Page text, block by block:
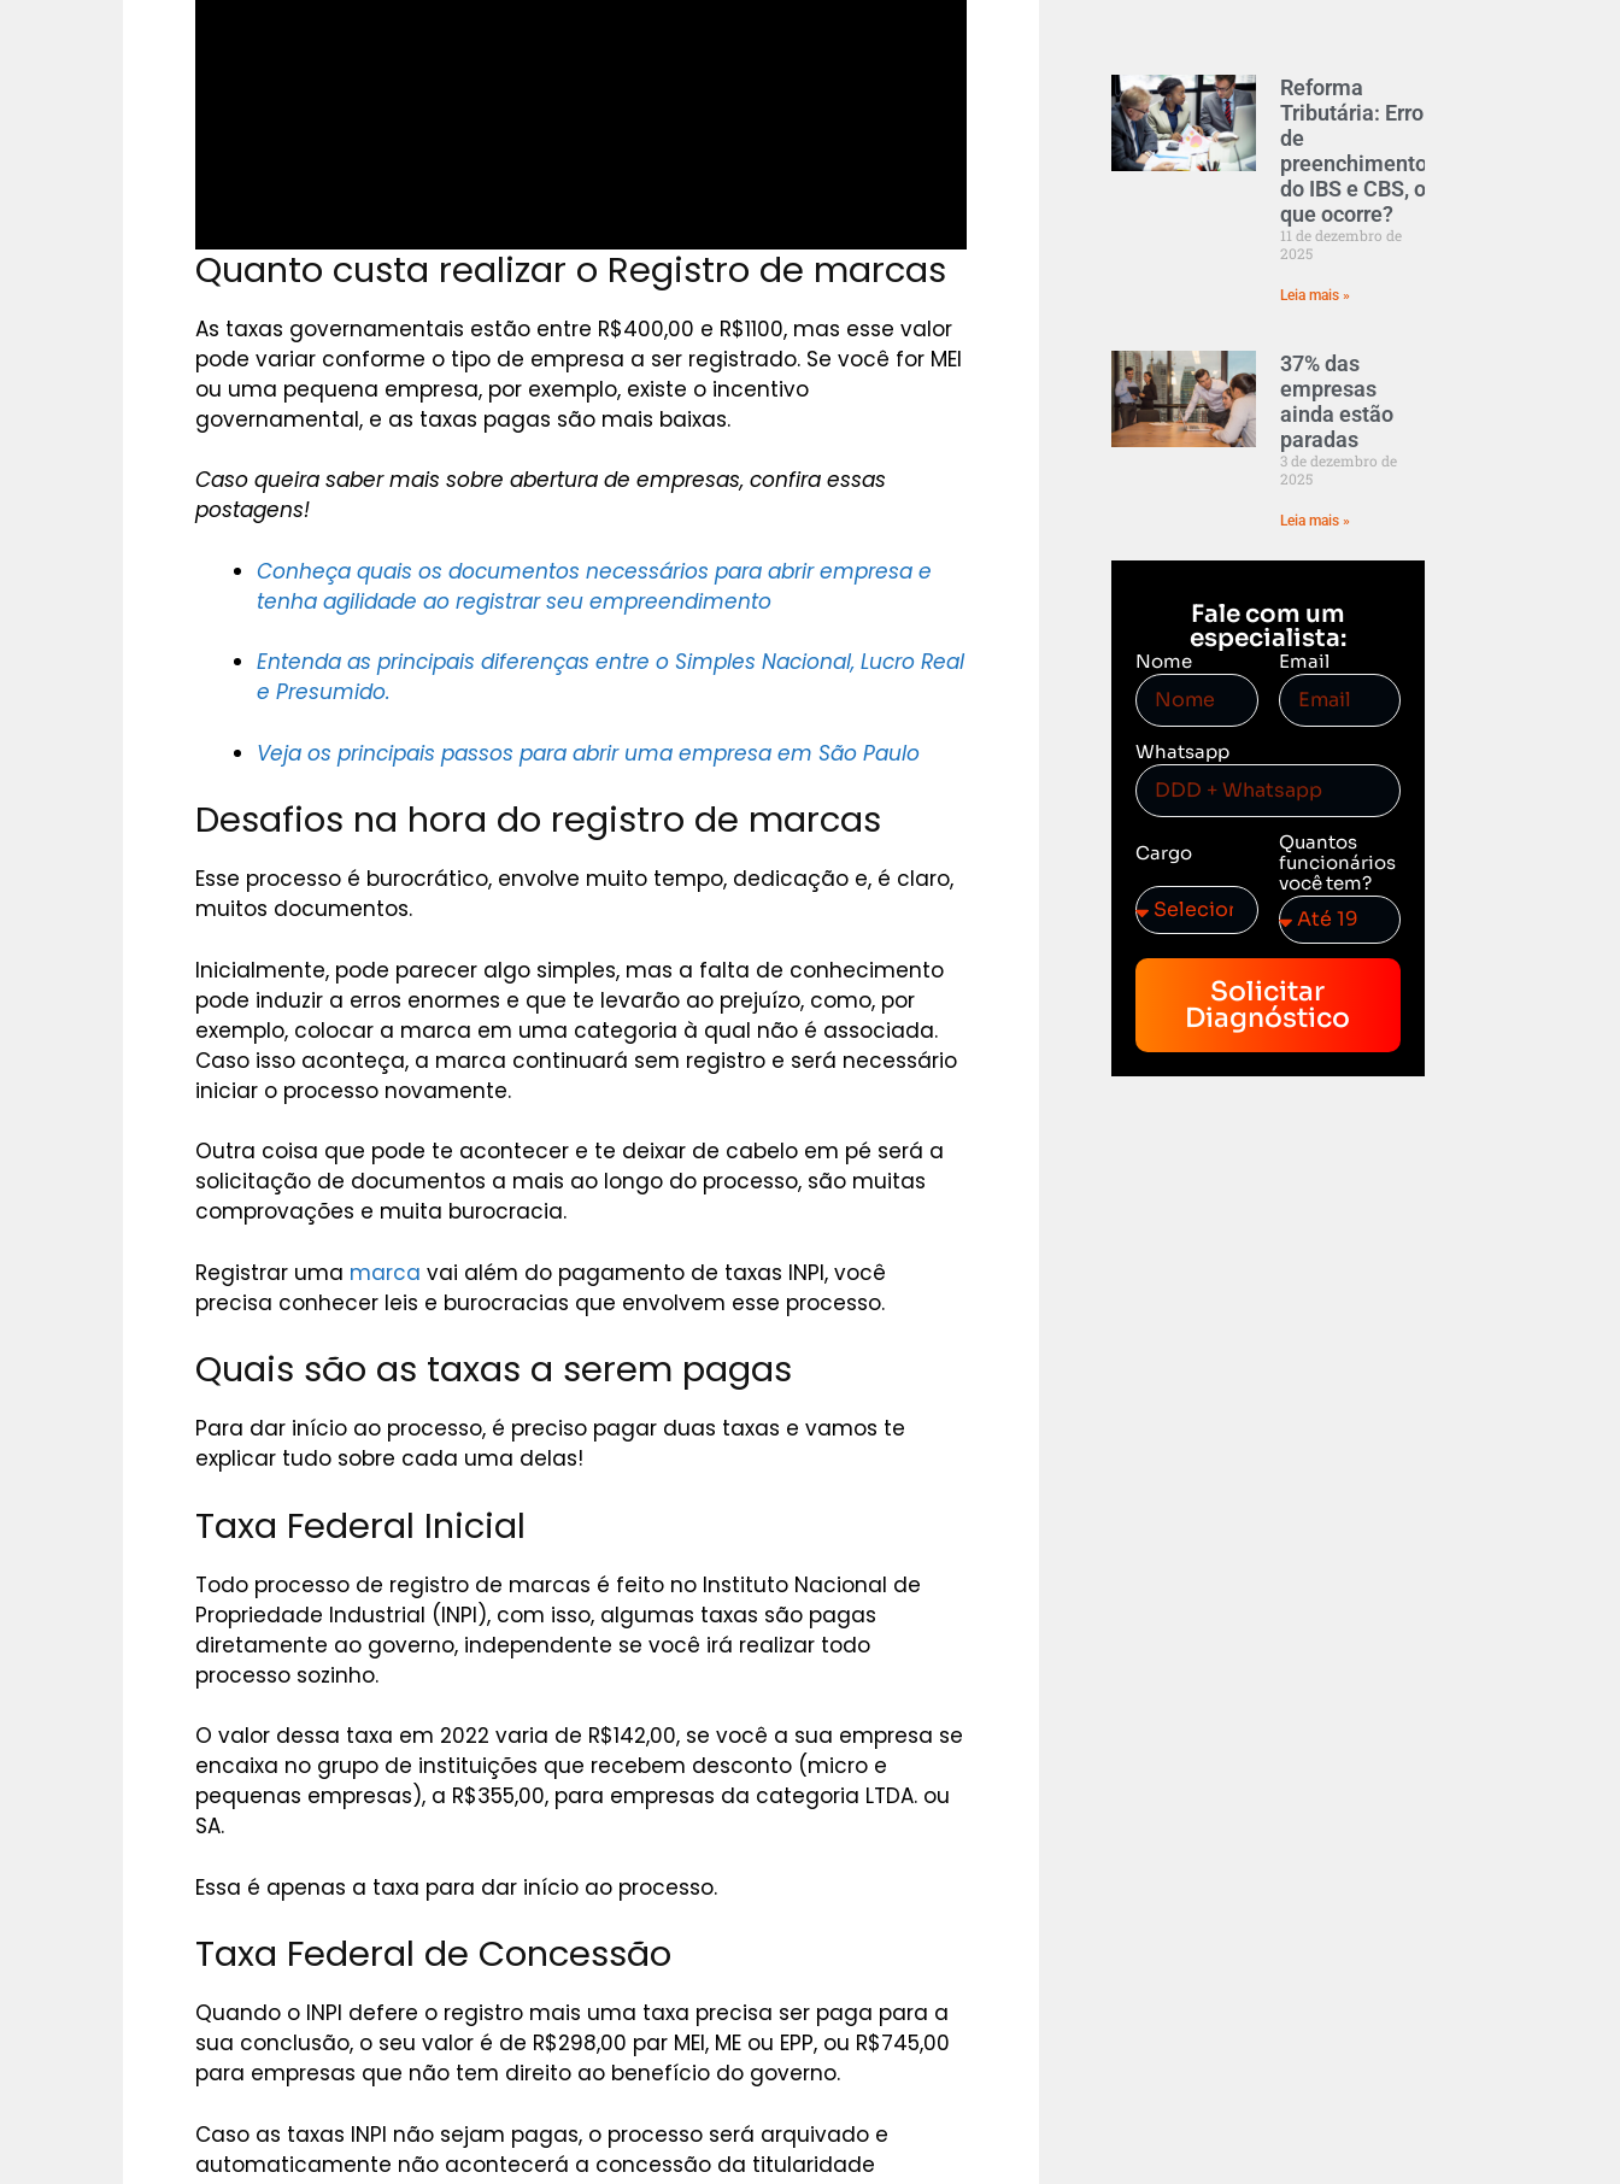
Reforma
Tributária: Erro
de
preenchimento
do IBS e CBS, o
que ocorre?
11 de dezembro de
2025
Leia mais »
37% das
empresas
ainda estão
paradas
3 de dezembro de
2025
Leia mais »
Fale com um
especialista:
Nome Email
Whatsapp
Cargo
Quantos
funcionários
você tem?
Solicitar
Diagnóstico
Quanto custa realizar o Registro de marcas
As taxas governamentais estão entre R$400,00 e R$1100, mas esse valor
pode variar conforme o tipo de empresa a ser registrado. Se você for MEI
ou uma pequena empresa, por exemplo, existe o incentivo
governamental, e as taxas pagas são mais baixas.
Caso queira saber mais sobre abertura de empresas, confira essas
postagens!
Conheça quais os documentos necessários para abrir empresa e
tenha agilidade ao registrar seu empreendimento
Entenda as principais diferenças entre o Simples Nacional, Lucro Real
e Presumido.
Veja os principais passos para abrir uma empresa em São Paulo
Desafios na hora do registro de marcas
Esse processo é burocrático, envolve muito tempo, dedicação e, é claro,
muitos documentos.
Inicialmente, pode parecer algo simples, mas a falta de conhecimento
pode induzir a erros enormes e que te levarão ao prejuízo, como, por
exemplo, colocar a marca em uma categoria à qual não é associada.
Caso isso aconteça, a marca continuará sem registro e será necessário
iniciar o processo novamente.
Outra coisa que pode te acontecer e te deixar de cabelo em pé será a
solicitação de documentos a mais ao longo do processo, são muitas
comprovações e muita burocracia.
Registrar uma marcavai além do pagamento de taxas INPI, você
precisa conhecer leis e burocracias que envolvem esse processo.
Quais são as taxas a serem pagas
Para dar início ao processo, é preciso pagar duas taxas e vamos te
explicar tudo sobre cada uma delas!
Taxa Federal Inicial
Todo processo de registro de marcas é feito no Instituto Nacional de
Propriedade Industrial (INPI), com isso, algumas taxas são pagas
diretamente ao governo, independente se você irá realizar todo
processo sozinho.
O valor dessa taxa em 2022 varia de R$142,00, se você a sua empresa se
encaixa no grupo de instituições que recebem desconto (micro e
pequenas empresas), a R$355,00, para empresas da categoria LTDA. ou
SA.
Essa é apenas a taxa para dar início ao processo.
Taxa Federal de Concessão
Quando o INPI defere o registro mais uma taxa precisa ser paga para a
sua conclusão, o seu valor é de R$298,00 par MEI, ME ou EPP, ou R$745,00
para empresas que não tem direito ao benefício do governo.
Caso as taxas INPI não sejam pagas, o processo será arquivado e
automaticamente não acontecerá a concessão da titularidade